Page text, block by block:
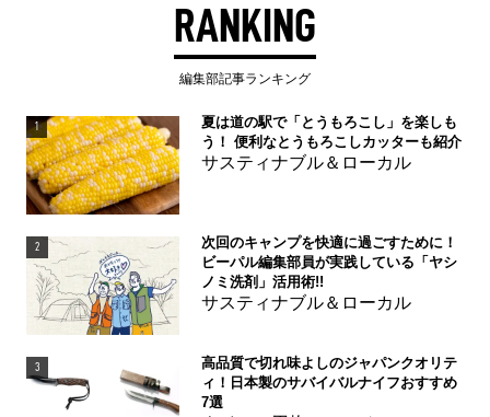
RANKING
編集部記事ランキング
1
夏は道の駅で「とうもろこし」を楽しも
う！ 便利なとうもろこしカッターも紹介
サスティナブル＆ローカル
2
次回のキャンプを快適に過ごすために！
ビーパル編集部員が実践している「ヤシ
ノミ洗剤」活用術!!
サスティナブル＆ローカル
3
高品質で切れ味よしのジャパンクオリテ
ィ！日本製のサバイバルナイフおすすめ
7選